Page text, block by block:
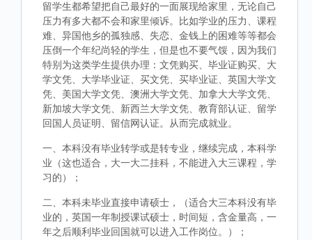
留学生都希望把自己最好的一面展现给家里，无论自己
压力有多大都不会和家里倾诉。比如学业的压力、课程
难、异国他乡的孤独感、失恋、金钱上的困难等等都会
压倒一个年纪尚轻的学生，但是也不要气馁，因为我们
特别为这类学生提供办理：文凭购买、毕业证购买、大
学文凭、大学毕业证、买文凭、买毕业证、英国大学文
凭、美国大学文凭、澳洲大学文凭、加拿大大学文凭、
新加坡大学文凭、新西兰大学文凭、教育部认证、留学
回国人员证明、留信网认证。从而完成就业。
一、本科没有毕业转学或是转专业，继续完成，本科学
业（这也适合，大一大二挂科，不能进入大三课程，学
习的）；
二、本科未毕业直接申请硕士，（适合大三本科没有毕
业的，英国一年制授课试硕士，时间短，含金量高，一
年之后顺利毕业回国就可以进入工作岗位。）；